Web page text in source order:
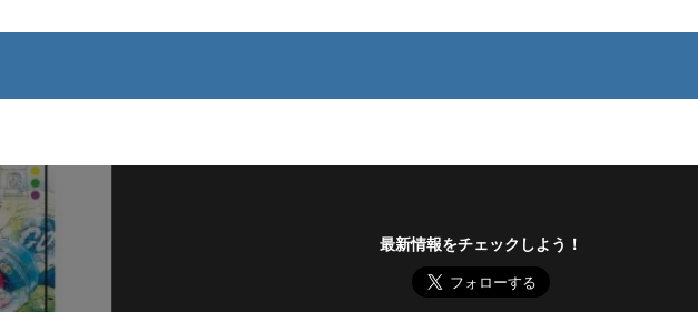
最新情報をチェックしよう！